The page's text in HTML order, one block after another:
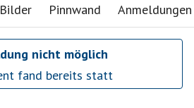
Bilder Pinnwand Anmeldungen
nicht möglich
fand bereits statt